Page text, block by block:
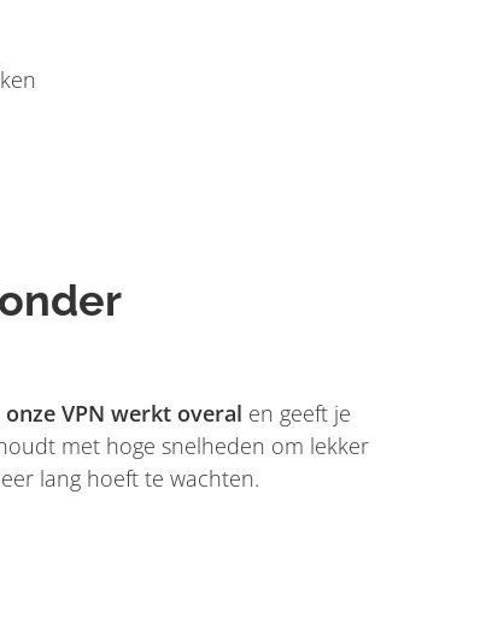
onze VPN werkt overal en geeft je
met hoge snelheden om lekker
lang hoeft te wachten.